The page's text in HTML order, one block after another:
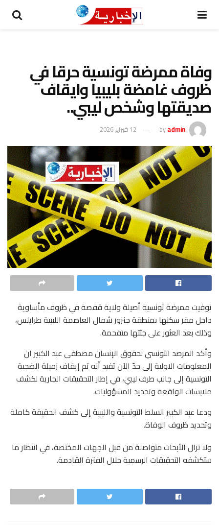
وفاة ممرضة تونسية حرقا في
ظروف غامضة بليبيا وايقاف
صديقتها وشخص ليبي..
byadmin 12 فبراير 2026
توفيت ممرضة تونسية أصيلة ولاية قفصة في ظروف مأساوية
داخل مقر سكنها بمنطقة جنزور شمال العاصمة الليبية طرابلس،
وذلك بعد العثور على جثتها متفحمة.
وأكد المرصد التونسي لحقوق الإنسان مصطفى عبد الكبير ان
المعلومات الاولية إلى حدّ الآن تفيد أنه تم إيقاف زميلة الضحية
التونسية إلى جانب طرف ليبي، في إطار التحقيقات الجارية لكشف
ملابسات الواقعة وتحديد المسؤوليات.
ودعا عبد الكبير السلط التونسية والليبية إلى كشف الحقيقة كاملة
وتحديد ظروف الوفاة.
ولا تزال الأبحاث متواصلة من قبل الجهات المختصة، في انتظار ما
ستكشفه التحقيقات الرسمية خلال الفترة القادمة.